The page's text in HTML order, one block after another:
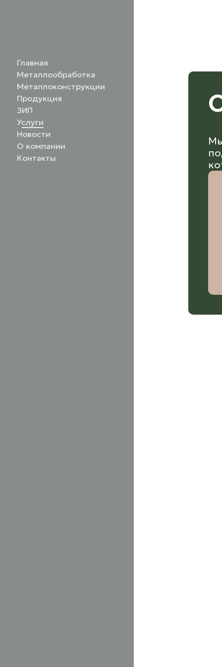
Главная
Металлообработка
Металлоконструкции
Продукция
ЗИП
Услуги
Новости
О компании
Контакты